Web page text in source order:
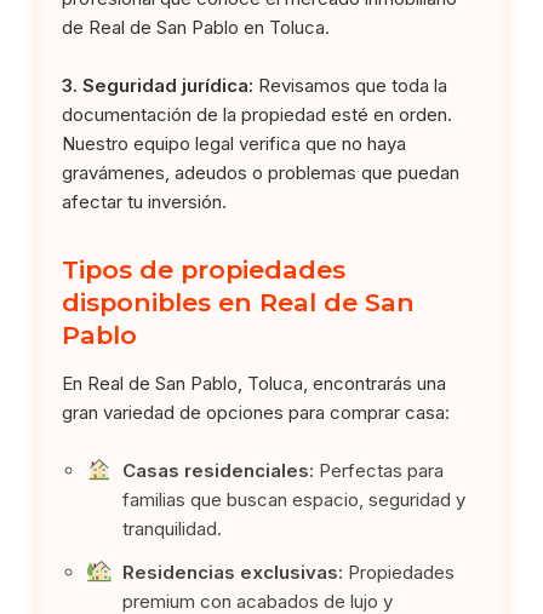
de Real de San Pablo en Toluca.
3. Seguridad jurídica: Revisamos que toda la
documentación de la propiedad esté en orden.
Nuestro equipo legal verifica que no haya
gravámenes, adeudos o problemas que puedan
afectar tu inversión.
Tipos de propiedades
disponibles en Real de San
Pablo
En Real de San Pablo, Toluca, encontrarás una
gran variedad de opciones para comprar casa:
Casas residenciales: Perfectas para
familias que buscan espacio, seguridad y
tranquilidad.
Residencias exclusivas: Propiedades
premium con acabados de lujo y